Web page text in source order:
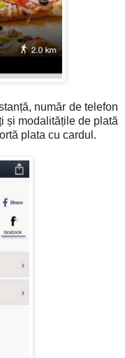
număr de telefon
și modalitățile de plată
plata cu cardul.